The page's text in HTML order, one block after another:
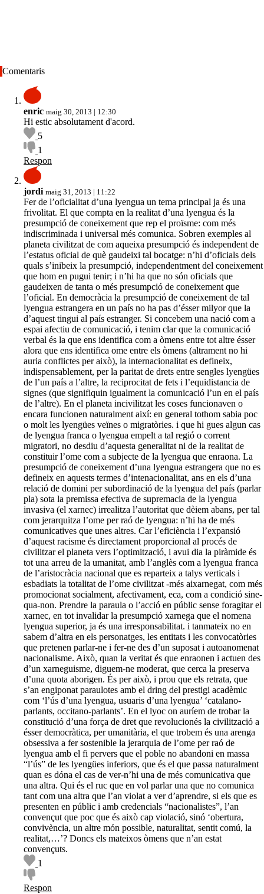
Comentaris
enric maig 30, 2013 | 12:30
Hi estic absolutament d'acord.
5
1
Respon
jordi maig 31, 2013 | 11:22
Fer de l’oficialitat d’una lyengua un tema principal ja és una
frivolitat. El que compta en la realitat d’una lyengua és la
presumpció de coneixement que rep el proïsme: com més
indiscriminada i universal més comunica. Sobren exemples al
planeta civilitzat de com aqueixa presumpció és independent de
l’estatus oficial de què gaudeixi tal bocatge: n’hi d’oficials dels
quals s’inibeix la presumpció, independentment del coneixement
que hom en pugui tenir; i n’hi ha que no són oficials que
gaudeixen de tanta o més presumpció de coneixement que
l’oficial. En democràcia la presumpció de coneixement de tal
lyengua estrangera en un país no ha pas d’ésser milyor que la
d’aquest tingui al país estranger. Si concebem una nació com a
espai afectiu de comunicació, i tenim clar que la comunicació
verbal és la que ens identifica com a òmens entre tot altre ésser
alora que ens identifica ome entre els òmens (altrament no hi
auria conflictes per això), la internacionalitat es defineix,
indispensablement, per la paritat de drets entre sengles lyengües
de l’un país a l’altre, la reciprocitat de fets i l’equidistancia de
signes (que signifiquin igualment la comunicació l’un en el país
de l’altre). En el planeta incivilitzat les coses funcionaven o
encara funcionen naturalment així: en general tothom sabia poc
o molt les lyengües veïnes o migratòries. i que hi gues algun cas
de lyengua franca o lyengua empelt a tal regió o corrent
migratori, no desdiu d’aquesta generalitat ni de la realitat de
constituir l’ome com a subjecte de la lyengua que enraona. La
presumpció de coneixement d’una lyengua estrangera que no es
defineix en aquests termes d’intenacionalitat, ans en els d’una
relació de domini per subordinació de la lyengua del país (parlar
pla) sota la premissa efectiva de supremacia de la lyengua
invasiva (el xarnec) irrealitza l’autoritat que dèiem abans, per tal
com jerarquitza l’ome per raó de lyengua: n’hi ha de més
comunicatives que unes altres. Car l’eficiència i l’expansió
d’aquest racisme és directament proporcional al procés de
civilitzar el planeta vers l’optimització, i avui dia la piràmide és
tot una arreu de la umanitat, amb l’anglès com a lyengua franca
de l’aristocràcia nacional que es reparteix a talys verticals i
esbadiats la totalitat de l’ome civilitzat -més aixarnegat, com més
promocionat socialment, afectivament, eca, com a condició sine-
qua-non. Prendre la paraula o l’acció en públic sense foragitar el
xarnec, en tot invalidar la presumpció xarnega que el nomena
lyengua superior, ja és una irresponsabilitat. i tanmateix no en
sabem d’altra en els personatges, les entitats i les convocatòries
que pretenen parlar-ne i fer-ne des d’un suposat i autoanomenat
nacionalisme. Això, quan la veritat és que enraonen i actuen des
d’un xarneguisme, diguem-ne moderat, que cerca la preserva
d’una quota aborigen. És per això, i prou que els retrata, que
s’an engiponat paraulotes amb el dring del prestigi acadèmic
com ‘l’ús d’una lyengua, usuaris d’una lyengua’ ‘catalano-
parlants, occitano-parlants’. En el lyoc on auríem de trobar la
constitució d’una força de dret que revolucionés la civilització a
ésser democràtica, per umanitària, el que trobem és una arenga
obsessiva a fer sostenible la jerarquia de l’ome per raó de
lyengua amb el fi pervers que el poble no abandoni en massa
“l’ús” de les lyengües inferiors, que és el que passa naturalment
quan es dóna el cas de ver-n’hi una de més comunicativa que
una altra. Qui és el ruc que en vol parlar una que no comunica
tant com una altra que l’an violat a ver d’aprendre, si els que es
presenten en públic i amb credencials “nacionalistes”, l’an
convençut que poc que és això cap violació, sinó ‘obertura,
convivència, un altre món possible, naturalitat, sentit comú, la
realitat,…’? Doncs els mateixos òmens que n’an estat
convençuts.
1
Respon